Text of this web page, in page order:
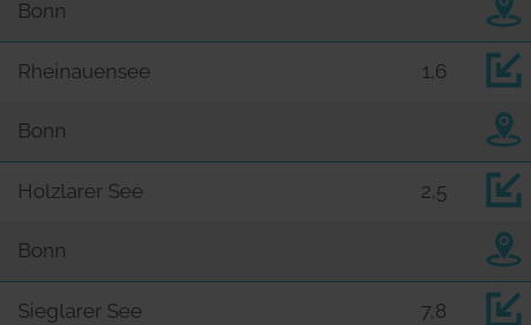
Bonn
Rheinauensee 1,6
Bonn
Holzlarer See 2,5
Bonn
Sieglarer See 7,8